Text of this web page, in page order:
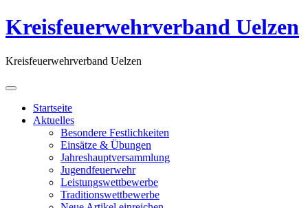
Kreisfeuerwehrverband Uelzen
Kreisfeuerwehrverband Uelzen
Startseite
Aktuelles
Besondere Festlichkeiten
Einsätze & Übungen
Jahreshauptversammlung
Jugendfeuerwehr
Leistungswettbewerbe
Traditionswettbewerbe